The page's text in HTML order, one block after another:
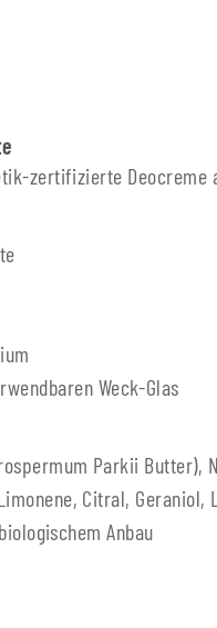
zertifizierte Deocreme
Weck-Glas
Parkii Butter),
Citral, Geraniol,
Anbau